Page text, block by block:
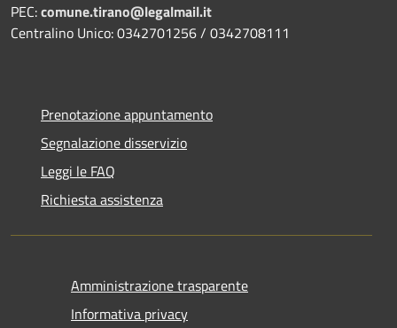
PEC:comune.tirano@legalmail.it
Centralino Unico: 0342701256 / 0342708111
Prenotazione appuntamento
Segnalazione disservizio
Leggi le FAQ
Richiesta assistenza
Amministrazione trasparente
Informativa privacy